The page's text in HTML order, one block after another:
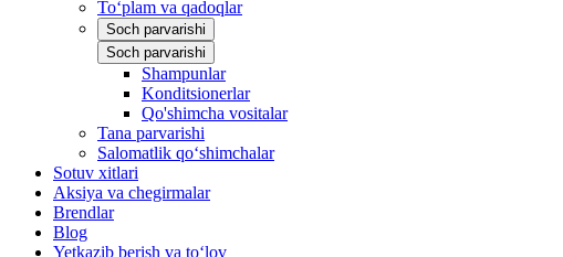
To‘plam va qadoqlar
Soch parvarishi
Soch parvarishi
Shampunlar
Konditsionerlar
Qo'shimcha vositalar
Tana parvarishi
Salomatlik qo‘shimchalar
Sotuv xitlari
Aksiya va chegirmalar
Brendlar
Blog
Yetkazib berish va to‘lov